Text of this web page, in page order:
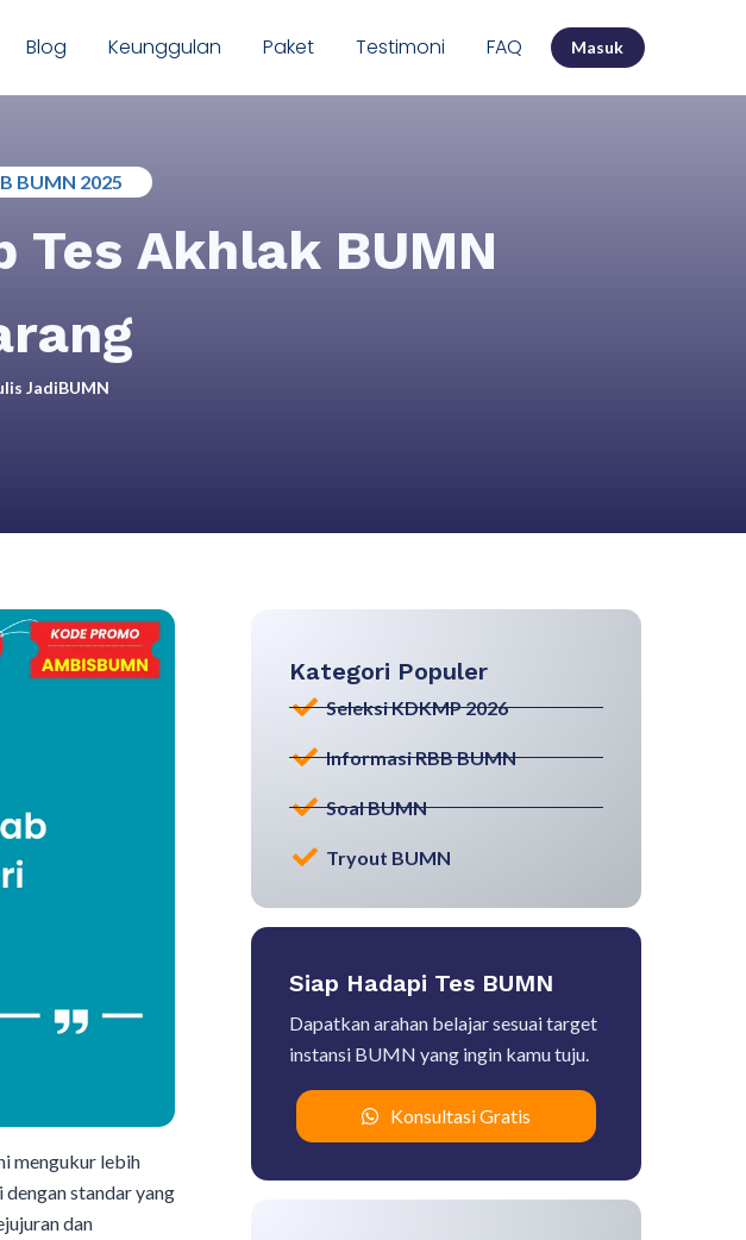
Blog Keunggulan Paket Testimoni FAQ Masuk
BUMN 2025
Tes Akhlak BUMN
JadiBUMN
mengukur lebih
standar yang
dan
Kategori Populer
Seleksi KDKMP 2026
Informasi RBB BUMN
Soal BUMN
Tryout BUMN
Siap Hadapi Tes BUMN
Dapatkan arahan belajar sesuai target
instansi BUMN yang ingin kamu tuju.
Konsultasi Gratis